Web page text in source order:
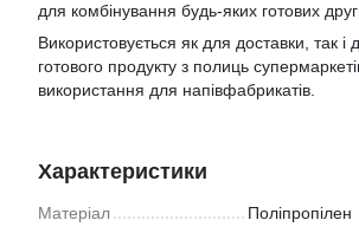
для комбінування будь-яких готових
Використовується як для доставки, так
готового продукту з полиць
використання для напівфабрикатів.
Характеристики
Матеріал Поліпропілен